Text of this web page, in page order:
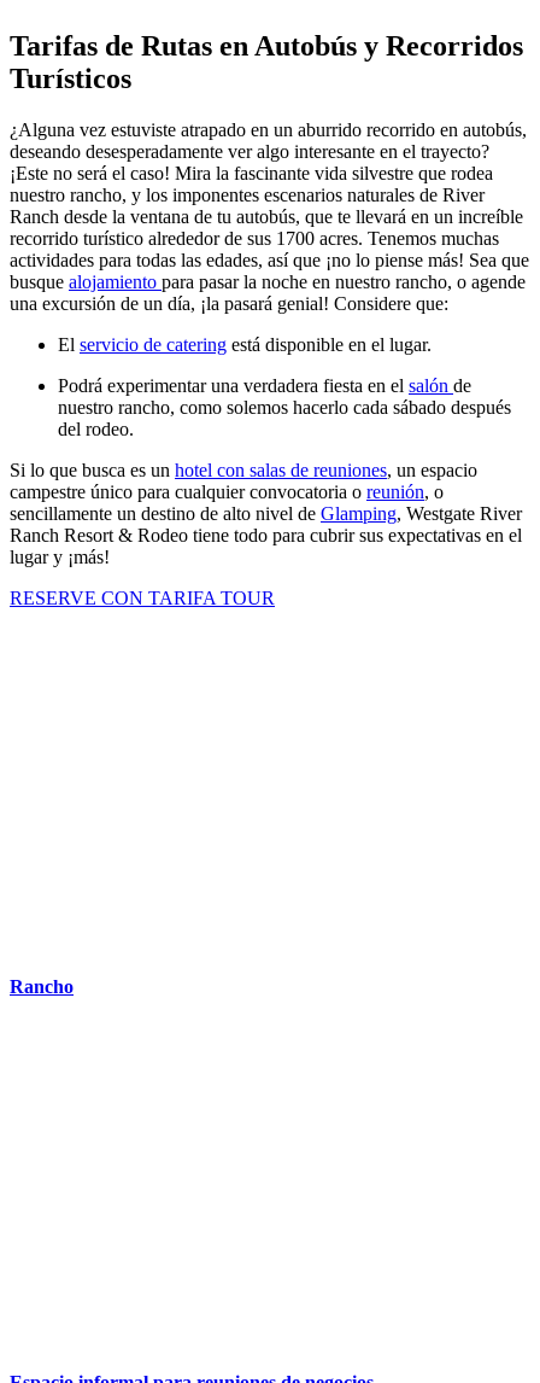
Tarifas de Rutas en Autobús y Recorridos
Turísticos
¿Alguna vez estuviste atrapado en un aburrido recorrido en autobús,
deseando desesperadamente ver algo interesante en el trayecto?
¡Este no será el caso! Mira la fascinante vida silvestre que rodea
nuestro rancho, y los imponentes escenarios naturales de River
Ranch desde la ventana de tu autobús, que te llevará en un increíble
recorrido turístico alrededor de sus 1700 acres. Tenemos muchas
actividades para todas las edades, así que ¡no lo piense más! Sea que
busque alojamiento para pasar la noche en nuestro rancho, o agende
una excursión de un día, ¡la pasará genial! Considere que:
El servicio de catering está disponible en el lugar.
Podrá experimentar una verdadera fiesta en el salón de
nuestro rancho, como solemos hacerlo cada sábado después
del rodeo.
Si lo que busca es un hotel con salas de reuniones, un espacio
campestre único para cualquier convocatoria o reunión, o
sencillamente un destino de alto nivel de Glamping, Westgate River
Ranch Resort & Rodeo tiene todo para cubrir sus expectativas en el
lugar y ¡más!
RESERVE CON TARIFA TOUR
Rancho